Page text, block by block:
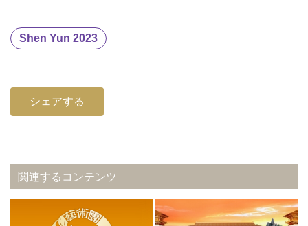
Shen Yun 2023
シェアする
関連するコンテンツ